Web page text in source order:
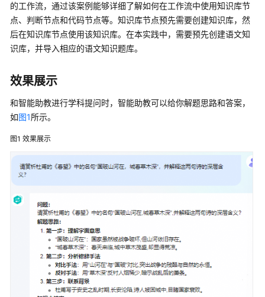
计
费
说
明
用
指
南
佳
实
践
AgentArts
最
实
汇
总
的工作流，通过该案例能够详细了解如何在工作流中使用知识库节
点、判断节点和代码节点等。知识库节点预先需要创建知识库，然
后在知识库节点使用该知识库。在本实践中，需要预先创建语文知
识库，并导入相应的语文知识题库。
效果展示
和智能助教进行学科提问时，智能助教可以给你解题思路和答案，
如图1所示。
图1 效果展示